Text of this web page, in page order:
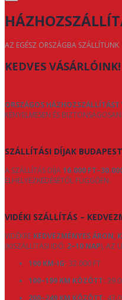
AZ EGÉSZ ORSZÁGBA SZÁLLÍTUNK
KEDVES VÁSÁRLÓINK!
ORSZÁGOS
KÉNYELMESEN ÉS
SZÁLLÍTÁSI DÍJAK
A SZÁLLÍTÁS DÍJA16.000
ELHELYEZKEDÉSÉTŐL FÜGGŐEN.
VIDÉKI SZÁLLÍTÁS –
VIDÉKRE KEDVEZMÉNYES ÁRON,
(KISZÁLLÍTÁSI IDŐ: 2–10 NAP), AZ
100 KM-IG: 32.000 FT
100–199 KM KÖZÖTT:
200–249 KM KÖZÖTT: